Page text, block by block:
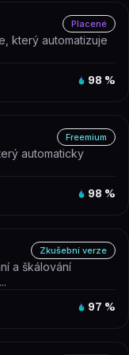
Placené
který automatizuje
98 %
Freemium
automaticky
98 %
Zkušební verze
a škálování
97 %